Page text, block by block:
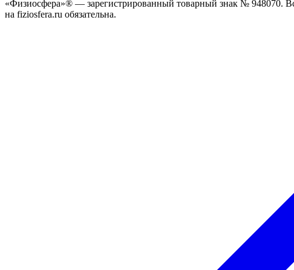
«Физиосфера»® — зарегистрированный товарный знак № 948070.
на fiziosfera.ru обязательна.